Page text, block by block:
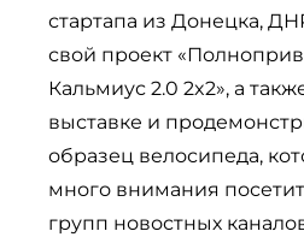
стартапа из Донецка,
свой проект
Кальмиус 2.0 2x2», а
выставке и
образец велосипеда,
много внимания
групп новостных